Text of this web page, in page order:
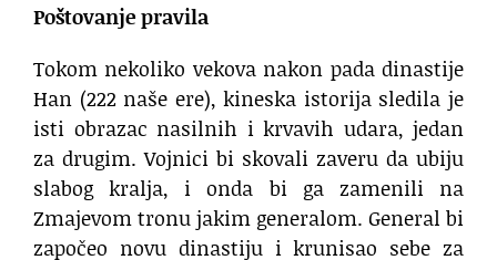
Poštovanje pravila
Tokom nekoliko vekova nakon pada dinastije
Han (222 naše ere), kineska istorija sledila je
isti obrazac nasilnih i krvavih udara, jedan
za drugim. Vojnici bi skovali zaveru da ubiju
slabog kralja, i onda bi ga zamenili na
Zmajevom tronu jakim generalom. General bi
započeo novu dinastiju i krunisao sebe za